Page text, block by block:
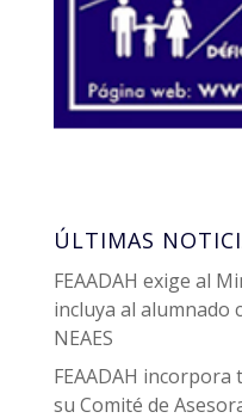
ÚLTIMAS
FEAADAH exige al
incluya al alumnado
NEAES
FEAADAH
su Comité de